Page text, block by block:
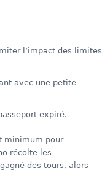
l’impact des limites
avec une petite
expiré.
minimum pour
récolte les
des tours, alors